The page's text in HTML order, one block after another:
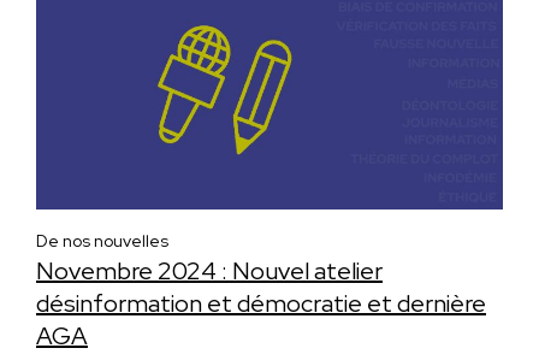
Novembre 2024 : Nouvel atelier
désinformation et démocratie et dernière
AGA
De nos nouvelles